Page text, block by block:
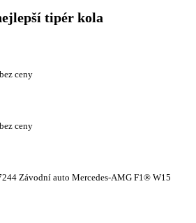
tipér kola
ceny
ceny
Závodní auto Mercedes-AMG F1® W15